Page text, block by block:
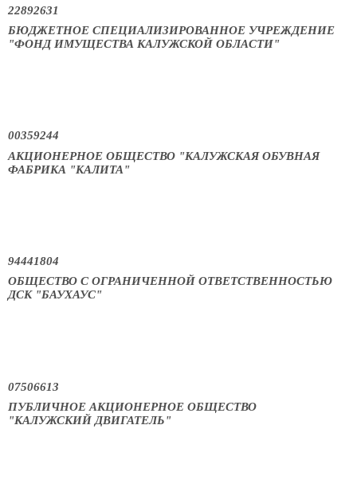
22892631
БЮДЖЕТНОЕ СПЕЦИАЛИЗИРОВАННОЕ УЧРЕЖДЕНИЕ
"ФОНД ИМУЩЕСТВА КАЛУЖСКОЙ ОБЛАСТИ"
00359244
АКЦИОНЕРНОЕ ОБЩЕСТВО "КАЛУЖСКАЯ ОБУВНАЯ
ФАБРИКА "КАЛИТА"
94441804
ОБЩЕСТВО С ОГРАНИЧЕННОЙ ОТВЕТСТВЕННОСТЬЮ
ДСК "БАУХАУС"
07506613
ПУБЛИЧНОЕ АКЦИОНЕРНОЕ ОБЩЕСТВО
"КАЛУЖСКИЙ ДВИГАТЕЛЬ"